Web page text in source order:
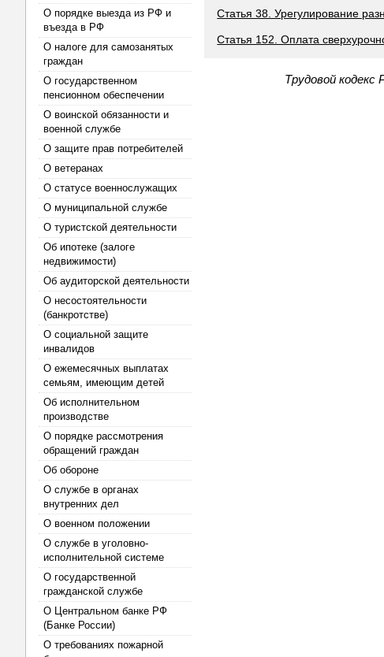
О порядке выезда из РФ и
въезда в РФ
О налоге для самозанятых
граждан
О государственном
пенсионном обеспечении
О воинской обязанности и
военной службе
О защите прав потребителей
О ветеранах
О статусе военнослужащих
О муниципальной службе
О туристской деятельности
Об ипотеке (залоге
недвижимости)
Об аудиторской деятельности
О несостоятельности
(банкротстве)
О социальной защите
инвалидов
О ежемесячных выплатах
семьям, имеющим детей
Об исполнительном
производстве
О порядке рассмотрения
обращений граждан
Об обороне
О службе в органах
внутренних дел
О военном положении
О службе в уголовно-
исполнительной системе
О государственной
гражданской службе
О Центральном банке РФ
(Банке России)
О требованиях пожарной
Статья 38. Урегулирование
Статья 152. Оплата
Трудовой